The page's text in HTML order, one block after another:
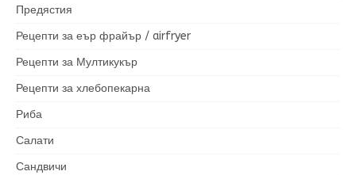
Предястия
Рецепти за еър фрайър / airfryer
Рецепти за Мултикукър
Рецепти за хлебопекарна
Риба
Салати
Сандвичи